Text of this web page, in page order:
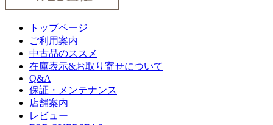
トップページ
ご利用案内
中古品のススメ
在庫表示&お取り寄せについて
Q&A
保証・メンテナンス
店舗案内
レビュー